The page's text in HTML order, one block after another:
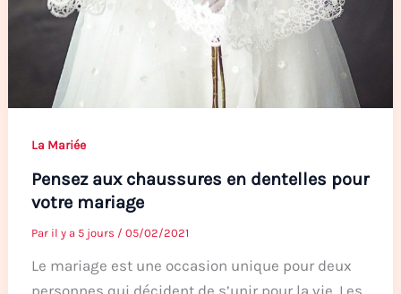
La Mariée
Pensez aux chaussures en dentelles pour
votre mariage
Par il y a 5 jours / 05/02/2021
Le mariage est une occasion unique pour deux